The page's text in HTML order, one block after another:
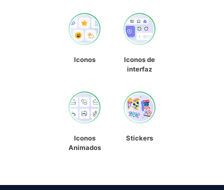
Iconos
Iconos de
interfaz
Iconos
Animados
Stickers